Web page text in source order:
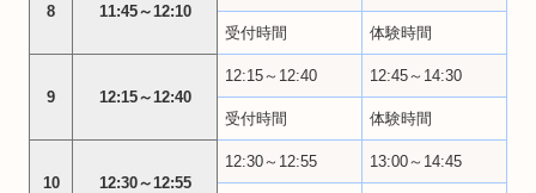
8 11:45～12:10
受付時間 体験時間
9 12:15～12:40
12:15～12:40 12:45～14:30
受付時間 体験時間
10 12:30～12:55
12:30～12:55 13:00～14:45